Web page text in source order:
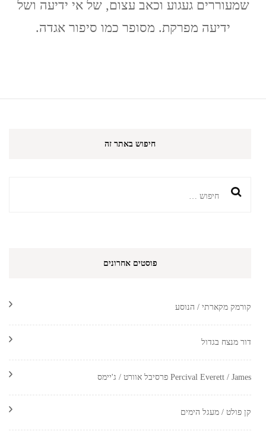
שמעוררים געגוע וכאב עצום, של אי ידיעה ושל
ידיעה מפרקת. מסופר כמו סיפור אגדה.
חיפוש באתר זה
חיפוש:
פוסטים אחרונים
קורמק מקארתי / הנוסע
דור מנצח בגדול
Percival Everett / James פרסיבל אוורט / ג'יימס
קן פולט / מעגל הימים